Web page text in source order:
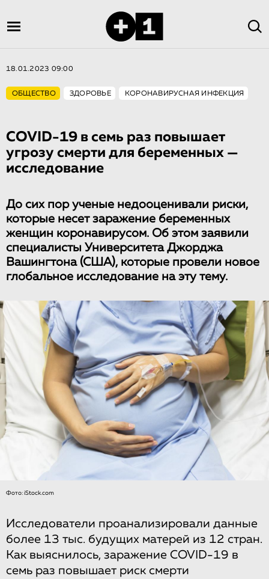
18.01.2023 09:00
ОБЩЕСТВО ЗДОРОВЬЕ КОРОНАВИРУСНАЯ ИНФЕКЦИЯ
COVID-19 в семь раз повышает
угрозу смерти для беременных —
исследование
До сих пор ученые недооценивали риски,
которые несет заражение беременных
женщин коронавирусом. Об этом заявили
специалисты Университета Джорджа
Вашингтона (США), которые провели новое
глобальное исследование на эту тему.
Фото: iStock.com
Исследователи проанализировали данные
более 13 тыс. будущих матерей из 12 стран.
Как выяснилось, заражение COVID-19 в
семь раз повышает риск смерти